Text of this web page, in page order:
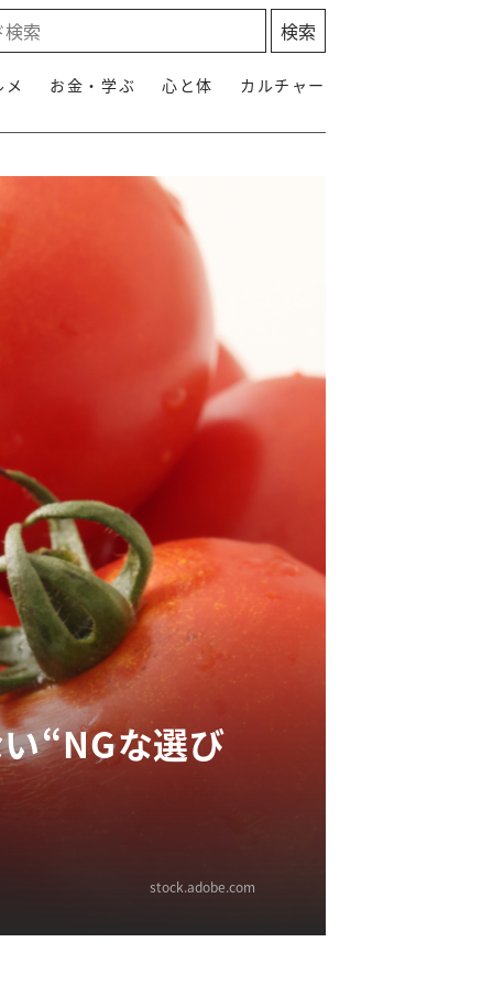
お金・学ぶ 心と体 カルチャー
い“NGな選び
stock.adobe.com